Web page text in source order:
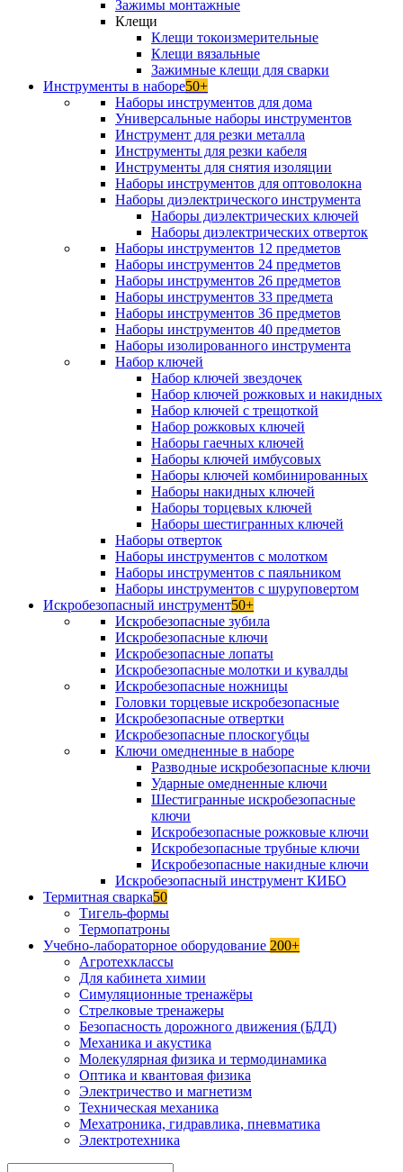
Зажимы монтажные
Клещи
Клещи токоизмерительные
Клещи вязальные
Зажимные клещи для сварки
Инструменты в наборе50+
Наборы инструментов для дома
Универсальные наборы инструментов
Инструмент для резки металла
Инструменты для резки кабеля
Инструменты для снятия изоляции
Наборы инструментов для оптоволокна
Наборы диэлектрического инструмента
Наборы диэлектрических ключей
Наборы диэлектрических отверток
Наборы инструментов 12 предметов
Наборы инструментов 24 предметов
Наборы инструментов 26 предметов
Наборы инструментов 33 предмета
Наборы инструментов 36 предметов
Наборы инструментов 40 предметов
Наборы изолированного инструмента
Набор ключей
Набор ключей звездочек
Набор ключей рожковых и накидных
Набор ключей с трещоткой
Набор рожковых ключей
Наборы гаечных ключей
Наборы ключей имбусовых
Наборы ключей комбинированных
Наборы накидных ключей
Наборы торцевых ключей
Наборы шестигранных ключей
Наборы отверток
Наборы инструментов с молотком
Наборы инструментов с паяльником
Наборы инструментов с шуруповертом
Искробезопасный инструмент50+
Искробезопасные зубила
Искробезопасные ключи
Искробезопасные лопаты
Искробезопасные молотки и кувалды
Искробезопасные ножницы
Головки торцевые искробезопасные
Искробезопасные отвертки
Искробезопасные плоскогубцы
Ключи омедненные в наборе
Разводные искробезопасные ключи
Ударные омедненные ключи
Шестигранные искробезопасные
ключи
Искробезопасные рожковые ключи
Искробезопасные трубные ключи
Искробезопасные накидные ключи
Искробезопасный инструмент КИБО
Термитная сварка50
Тигель-формы
Термопатроны
Учебно-лабораторное оборудование 200+
Агротехклассы
Для кабинета химии
Симуляционные тренажёры
Стрелковые тренажеры
Безопасность дорожного движения (БДД)
Механика и акустика
Молекулярная физика и термодинамика
Оптика и квантовая физика
Электричество и магнетизм
Техническая механика
Мехатроника, гидравлика, пневматика
Электротехника